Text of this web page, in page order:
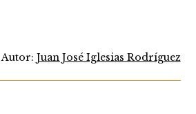
Autor: Juan José Iglesias Rodríguez